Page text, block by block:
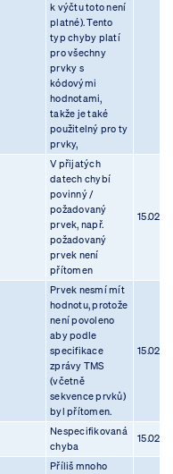
k výčtu toto není
platné). Tento
typ chyby platí
pro všechny
prvky s
kódovými
hodnotami,
takže je také
použitelný pro ty
prvky,
V přijatých
datech chybí
povinný /
požadovaný
prvek, např.
požadovaný
prvek není
přítomen
Prvek nesmí mít
hodnotu, protože
není povoleno
aby podle
specifikace
zprávy TMS
(včetně
sekvence prvků)
byl přítomen.
Nespecifikovaná
chyba
Příliš mnoho